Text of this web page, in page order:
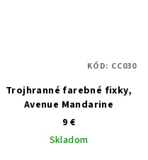
Trojhranné farebné fixky,
Avenue Mandarine
9 €
Skladom
KÓD: CC030